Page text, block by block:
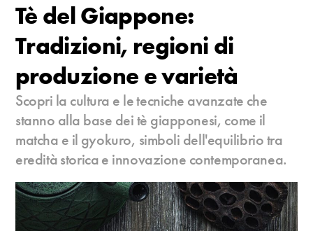
Tè del Giappone:
Tradizioni, regioni di
produzione e varietà
Scopri la cultura e le tecniche avanzate che
stanno alla base dei tè giapponesi, come il
matcha e il gyokuro, simboli dell'equilibrio tra
eredità storica e innovazione contemporanea.